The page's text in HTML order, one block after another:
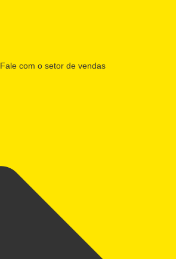
Fale com o setor de vendas